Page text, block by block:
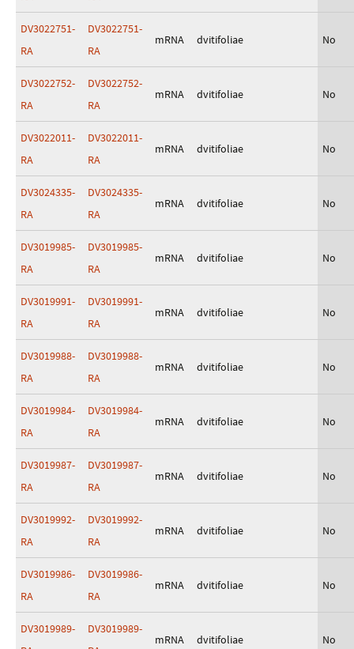
DV3022751-
RA
DV3022751-
RA
mRNA dvitifoliae No
DV3022752-
RA
DV3022752-
RA
mRNA dvitifoliae No
DV3022011-
RA
DV3022011-
RA
mRNA dvitifoliae No
DV3024335-
RA
DV3024335-
RA
mRNA dvitifoliae No
DV3019985-
RA
DV3019985-
RA
mRNA dvitifoliae No
DV3019991-
RA
DV3019991-
RA
mRNA dvitifoliae No
DV3019988-
RA
DV3019988-
RA
mRNA dvitifoliae No
DV3019984-
RA
DV3019984-
RA
mRNA dvitifoliae No
DV3019987-
RA
DV3019987-
RA
mRNA dvitifoliae No
DV3019992-
RA
DV3019992-
RA
mRNA dvitifoliae No
DV3019986-
RA
DV3019986-
RA
mRNA dvitifoliae No
DV3019989-
DV3019989-
mRNA dvitifoliae No